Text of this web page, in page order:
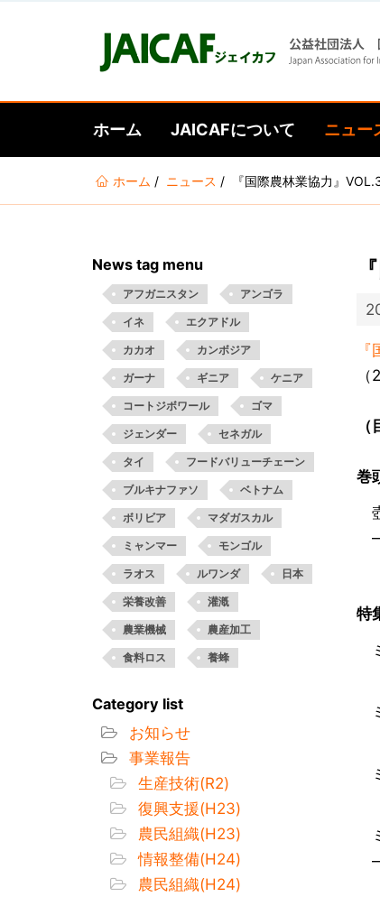
ホーム JAICAFについて ニュー
ホーム ニュース 『国際農林業協力』
News tag menu
アフガニスタン アンゴラ
イネ エクアドル
カカオ カンボジア
ガーナ ギニア ケニア
コートジボワール ゴマ
ジェンダー セネガル
タイ フードバリューチェーン
ブルキナファソ ベトナム
ボリビア マダガスカル
ミャンマー モンゴル
ラオス ルワンダ 日本
栄養改善 灌漑
農業機械 農産加工
食料ロス 養蜂
Category list
お知らせ
事業報告
生産技術(R2)
復興支援(H23)
農民組織(H23)
情報整備(H24)
農民組織(H24)
（
巻
―
特
―